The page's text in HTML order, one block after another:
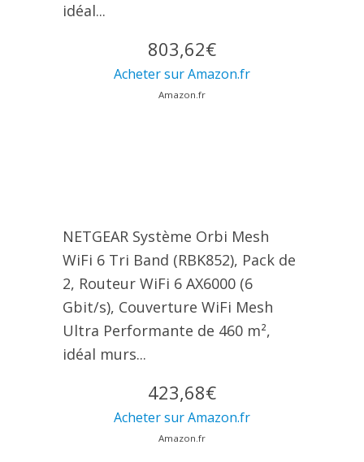
idéal...
803,62€
Acheter sur Amazon.fr
Amazon.fr
NETGEAR Système Orbi Mesh
WiFi 6 Tri Band (RBK852), Pack de
2, Routeur WiFi 6 AX6000 (6
Gbit/s), Couverture WiFi Mesh
Ultra Performante de 460 m²,
idéal murs...
423,68€
Acheter sur Amazon.fr
Amazon.fr